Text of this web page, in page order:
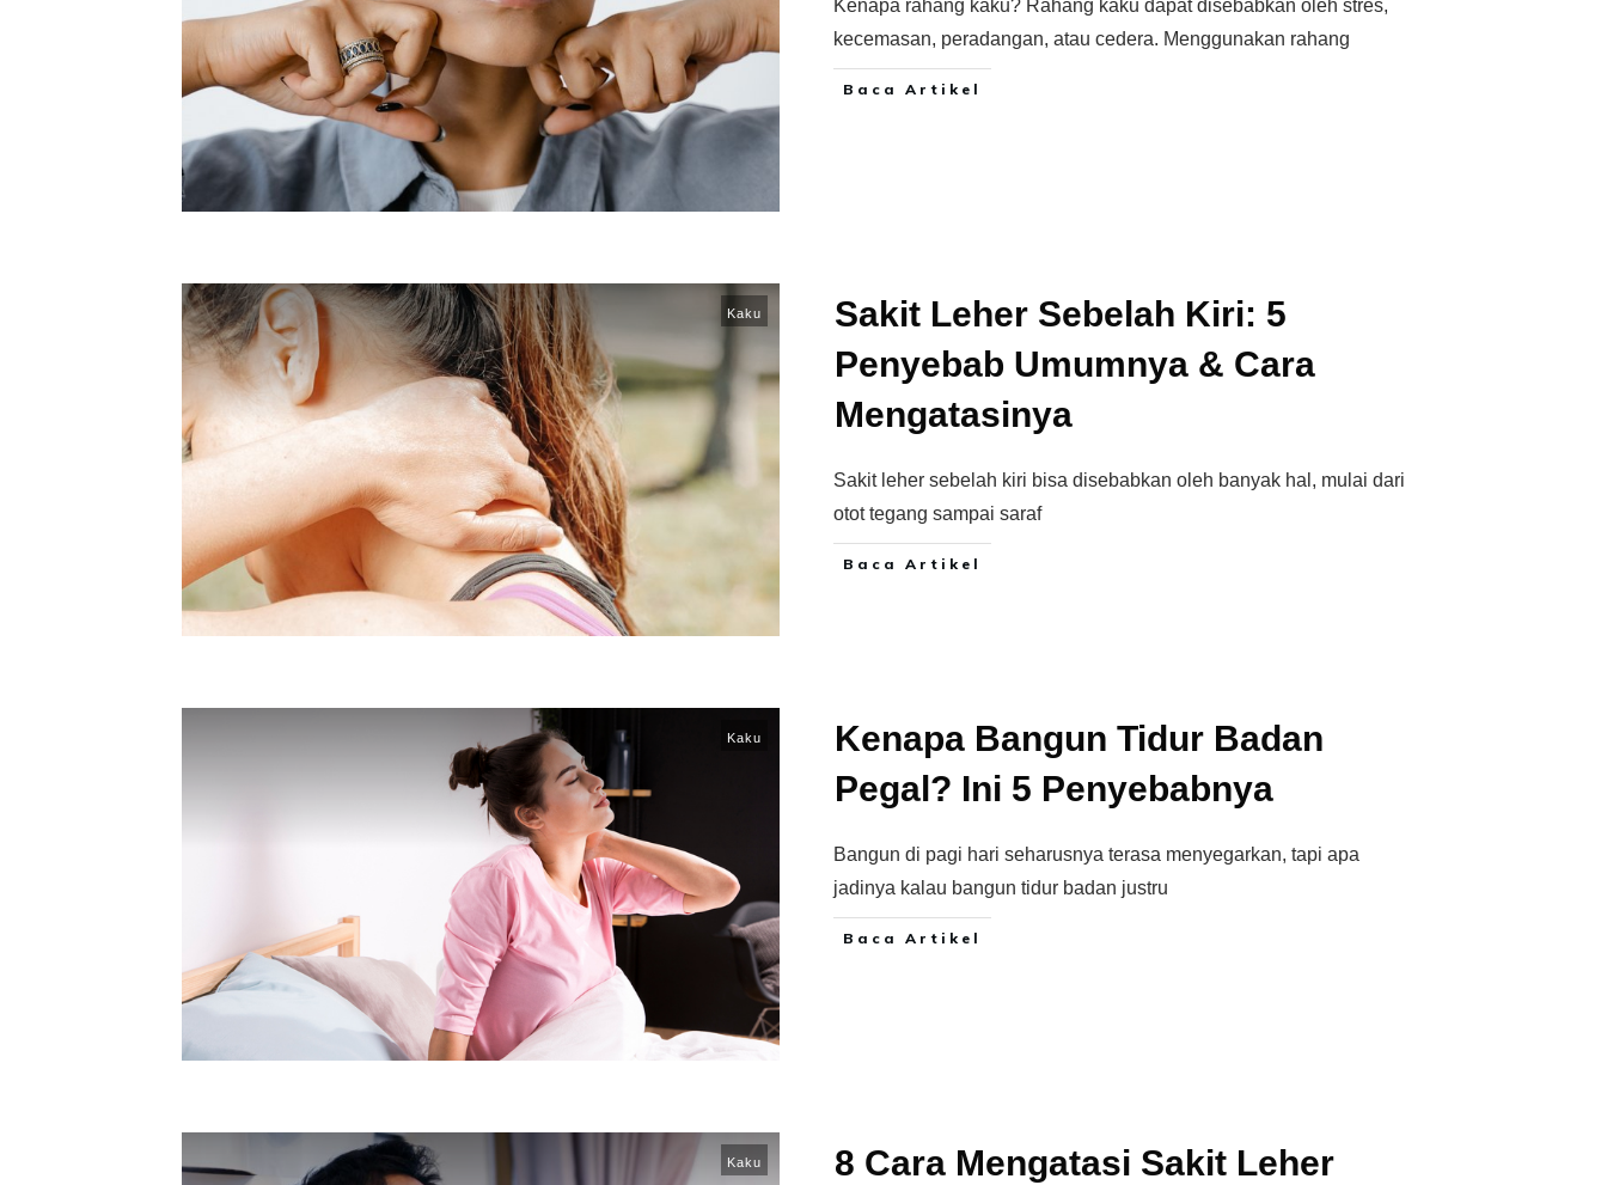
Kenapa rahang kaku? Rahang kaku dapat disebabkan oleh stres,
kecemasan, peradangan, atau cedera. Menggunakan rahang
Baca Artikel
Kaku
Sakit Leher Sebelah Kiri: 5
Penyebab Umumnya & Cara
Mengatasinya
Sakit leher sebelah kiri bisa disebabkan oleh banyak hal, mulai dari
otot tegang sampai saraf
Baca Artikel
Kaku
Kenapa Bangun Tidur Badan
Pegal? Ini 5 Penyebabnya
Bangun di pagi hari seharusnya terasa menyegarkan, tapi apa
jadinya kalau bangun tidur badan justru
Baca Artikel
Kaku
8 Cara Mengatasi Sakit Leher